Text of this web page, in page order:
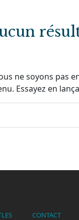
ne soyons pas
Essayez en
CONTACT